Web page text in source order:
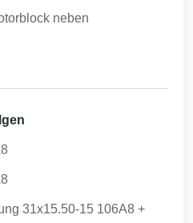
neben
31x15.50-15 106A8 +